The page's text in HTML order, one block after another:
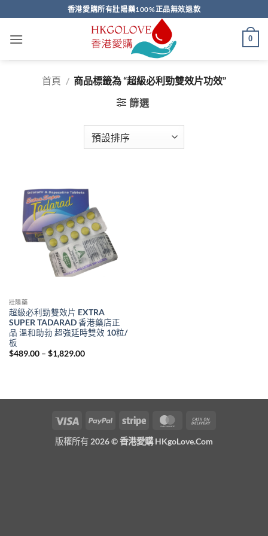
to
content
香港愛購所有壯陽藥100%正品無效退款
0
首頁 / 商品標籤為 “超級必利勁雙效片功效”
篩選
壯陽藥
超級必利勁雙效片 EXTRA
SUPER TADARAD 香港藥店正
品 溫和助勃 超強延時雙效 10粒/
板
$489.00 – $1,829.00Price
Visa PayPal Stripe MasterCard
版權所有 2026 ©香港愛購 HKgoLove.Com